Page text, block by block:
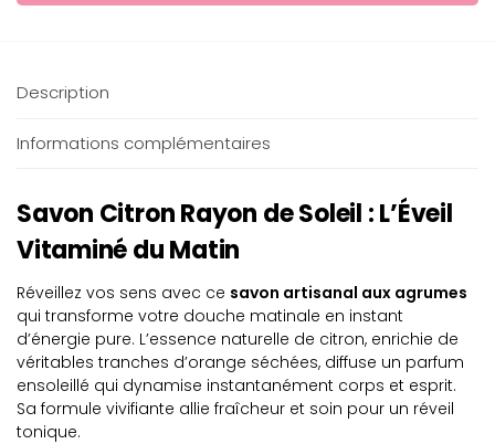
Description
Informations complémentaires
Savon Citron Rayon de Soleil : L’Éveil
Vitaminé du Matin
Réveillez vos sens avec ce savon artisanal aux agrumes
qui transforme votre douche matinale en instant
d’énergie pure. L’essence naturelle de citron, enrichie de
véritables tranches d’orange séchées, diffuse un parfum
ensoleillé qui dynamise instantanément corps et esprit.
Sa formule vivifiante allie fraîcheur et soin pour un réveil
tonique.